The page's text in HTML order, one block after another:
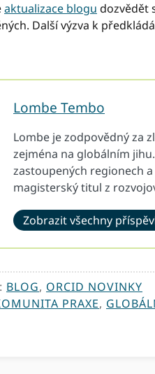
aktualizace blogu dozvědět
Další výzva k
Lombe Tembo
Lombe je zodpovědný za
zejména na globálním
zastoupených regionech
magisterský titul z
Zobrazit všechny
BLOG, ORCID NOVINKY
PRAXE,